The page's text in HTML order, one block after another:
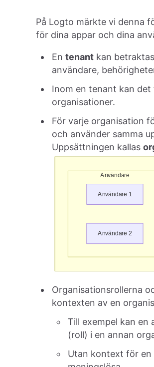
På Logto märkte vi denna
för dina appar och dina
En tenant kan
användare,
Inom en tenant kan det
organisationer.
För varje organisation
och använder samma
Uppsättningen kallas
Organisationsrollerna
kontexten av en
Till exempel kan en
(roll) i en annan
Utan kontext för en